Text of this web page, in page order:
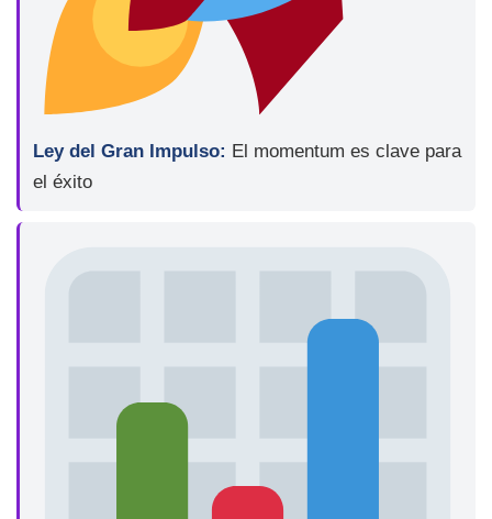
Ley del Gran Impulso: El momentum es clave para
el éxito